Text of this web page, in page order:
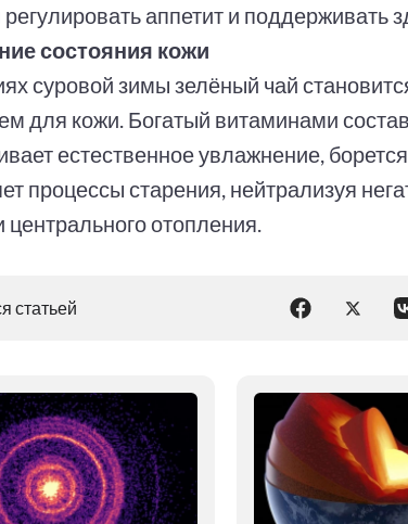
аппетит и поддерживать
состояния кожи
суровой зимы зелёный чай
для кожи. Богатый витаминами
естественное увлажнение,
процессы старения, нейтрализуя
центрального отопления.
статьей